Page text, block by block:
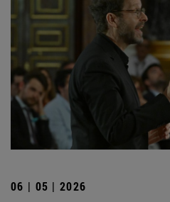
06 | 05 | 2026